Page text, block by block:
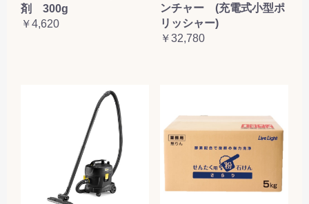
剤 300g
￥4,620
ンチャー (充電式小型ポ
リッシャー)
￥32,780